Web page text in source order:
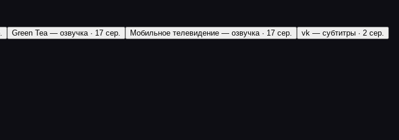
Green Tea — озвучка · 17 сер. Мобильное телевидение — озвучка · 17 сер. vk — субтитры · 2 сер.